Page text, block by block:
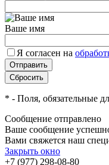
Ваше имя
Я согласен на
* - Поля, обязательные
Сообщение отправлено
Ваше сообщение
Вами свяжется наш
Закрыть окно
+7 (977) 298-08-80